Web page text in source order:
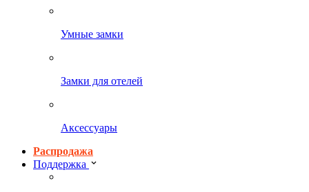
Умные замки
Замки для отелей
Аксессуары
Распродажа
Поддержка